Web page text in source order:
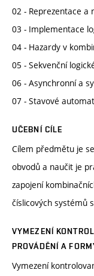
02 - Reprezentace a
03 - Implementace
04 - Hazardy v
05 - Sekvenční
06 - Asynchronní a
07 - Stavové
UČEBNÍ CÍLE
Cílem předmětu je
obvodů a naučit je
zapojení
číslicových systémů
VYMEZENÍ
PROVÁDĚNÍ A
Vymezení